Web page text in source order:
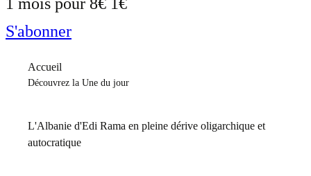
S'abonner
Accueil
Découvrez la Une du jour
L'Albanie d'Edi Rama en pleine dérive oligarchique et
autocratique